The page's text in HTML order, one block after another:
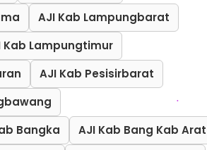
AJI Kab Lampungbarat
Kab Lampungtimur
AJI Kab Pesisirbarat
Bangka
AJI Kab Bang Kab Arat